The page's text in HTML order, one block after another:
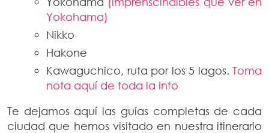
Yokohama)
Nikko
Hakone
Kawaguchico, ruta por los 5 lagos. Toma
nota aquí de toda la info
Te dejamos aquí las guías completas de cada
ciudad que hemos visitado en nuestra itinerario